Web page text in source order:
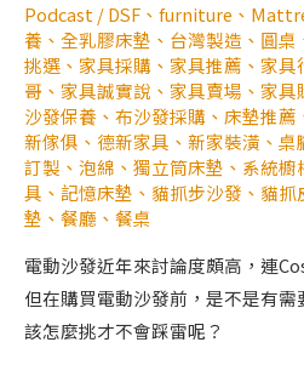
Podcast /DSF 、 furniture 、
養 、 全乳膠床墊 、 台灣製造 、 圓桌
挑選 、 家具採購 、 家具推薦 、 家具
哥 、 家具誠實說 、 家具賣場 、 家具
沙發保養 、 布沙發採購 、 床墊推薦
新傢俱 、 德新家具 、 新家裝潢 、 桌
訂製 、 泡綿 、 獨立筒床墊 、 系統櫥
具 、 記憶床墊 、 貓抓步沙發 、 貓抓
墊 、 餐廳 、 餐桌
電動沙發近年來討論度頗高，連
但在購買電動沙發前，是不是有
該怎麼挑才不會踩雷呢？